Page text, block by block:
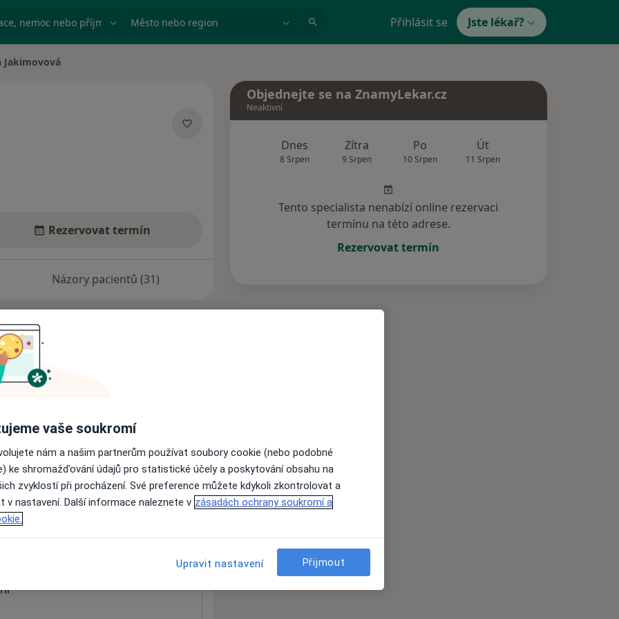
nemoc nebo příjmení Město nebo region Přihlásit se Jste lékař?
Jakimovová
Rezervovat termín
Názory pacientů (31)
nejsou k dispozici
informace o svých službách.
Objednejte se na ZnamyLekar.cz
Neaktivní
Dnes
8 Srpen
Zítra
9 Srpen
Po
10 Srpen
Út
11 Srpen
Tento specialista nenabízí online rezervaci
termínu na této adrese.
Rezervovat termín
vaše soukromí
nám a našim partnerům používat soubory cookie (nebo podobné
ke shromažďování údajů pro statistické účely a poskytování obsahu na
zvyklostí při procházení. Své preference můžete kdykoli zkontrolovat a
v nastavení. Další informace naleznete v zásadách ochrany soukromí a
Upravit nastavení Přijmout